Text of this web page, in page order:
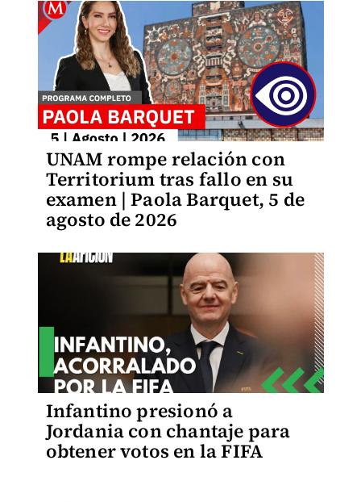
UNAM rompe relación con
Territorium tras fallo en su
examen | Paola Barquet, 5 de
agosto de 2026
Infantino presionó a
Jordania con chantaje para
obtener votos en la FIFA